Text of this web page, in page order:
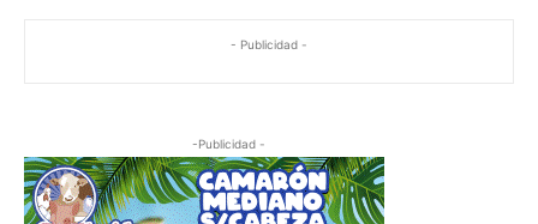
- Publicidad -
-Publicidad -